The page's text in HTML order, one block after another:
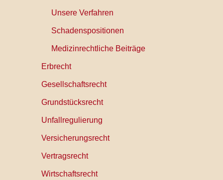
Unsere Verfahren
Schadenspositionen
Medizinrechtliche Beiträge
Erbrecht
Gesellschaftsrecht
Grundstücksrecht
Unfallregulierung
Versicherungsrecht
Vertragsrecht
Wirtschaftsrecht